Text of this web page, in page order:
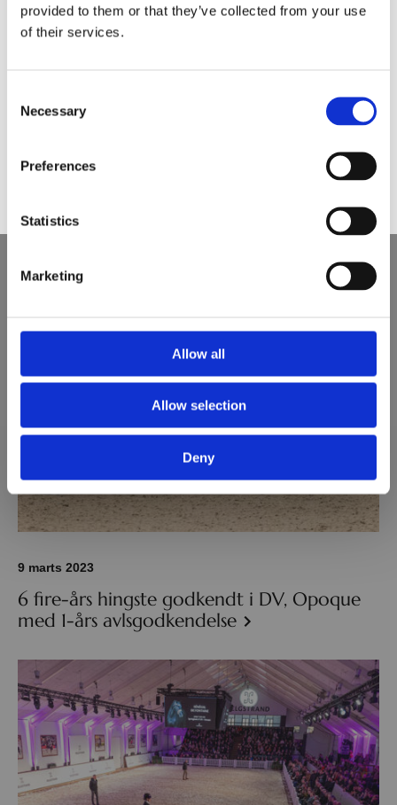
provided to them or that they’ve collected from your use
of their services.
Selection
Necessary
Preferences
Statistics
Marketing
Allow all
Allow selection
Deny
Related news
9 marts 2023
6 fire-års hingste godkendt i DV, Opoque
med 1-års avlsgodkendelse